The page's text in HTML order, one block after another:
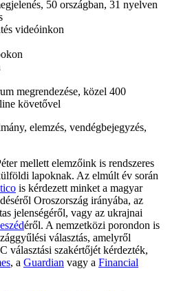
50 országban, 31 nyelven
videóinkon
megrendezése, közel 400
követővel
elemzés, vendégbejegyzés,
mellett elemzőink is rendszeres
lapoknak. Az elmúlt év során
is kérdezett minket a magyar
Oroszország irányába, az
jelenségéről, vagy az ukrajnai
éről. A nemzetközi porondon is
választás, amelyről
választási szakértőjét kérdezték,
, a Guardian vagy a Financial